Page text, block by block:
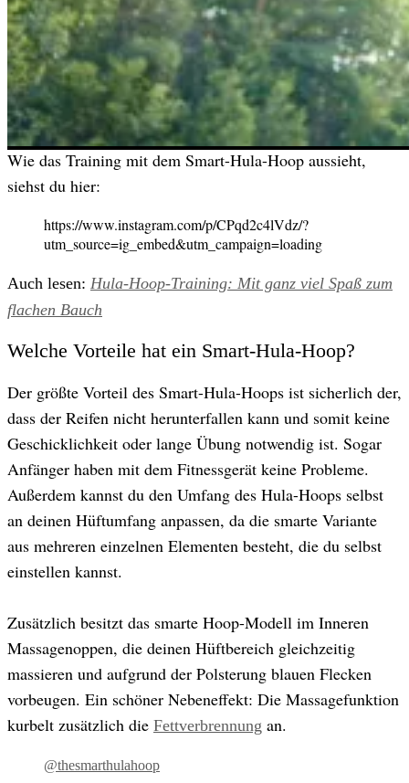
nicht herunterfallen kann. Die richtige Bewegung, die beim
Hulern notwendig ist, stellt sich ganz von alleine ein, wenn
das Gewicht um die Hüfte herumkreist. Du kannst dich
also voll und ganz auf das Training konzentrieren und
musst nicht ständig deinen Bewegungsablauf korrigieren.
Wie das Training mit dem Smart-Hula-Hoop aussieht,
siehst du hier:
https://www.instagram.com/p/CPqd2c4lVdz/?
utm_source=ig_embed&utm_campaign=loading
Auch lesen: Hula-Hoop-Training: Mit ganz viel Spaß zum
flachen Bauch
Welche Vorteile hat ein Smart-Hula-Hoop?
Der größte Vorteil des Smart-Hula-Hoops ist sicherlich der,
dass der Reifen nicht herunterfallen kann und somit keine
Geschicklichkeit oder lange Übung notwendig ist. Sogar
Anfänger haben mit dem Fitnessgerät keine Probleme.
Außerdem kannst du den Umfang des Hula-Hoops selbst
an deinen Hüftumfang anpassen, da die smarte Variante
aus mehreren einzelnen Elementen besteht, die du selbst
einstellen kannst.
Zusätzlich besitzt das smarte Hoop-Modell im Inneren
Massagenoppen, die deinen Hüftbereich gleichzeitig
massieren und aufgrund der Polsterung blauen Flecken
vorbeugen. Ein schöner Nebeneffekt: Die Massagefunktion
kurbelt zusätzlich die Fettverbrennung an.
@thesmarthulahoop